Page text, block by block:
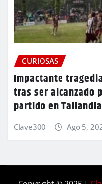
CURIOSAS
Impactante
tras ser alcanzado
partido en Tailandia
Clave300 Ago 5,